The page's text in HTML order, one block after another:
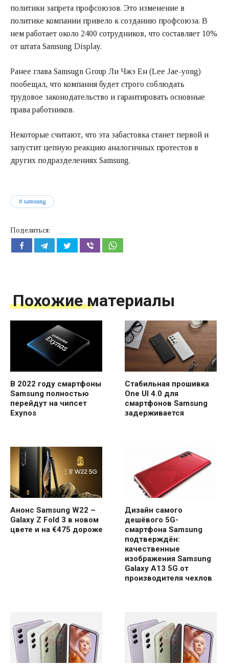
политики запрета профсоюзов. Это изменение в
политике компании привело к созданию профсоюза. В
нем работает около 2400 сотрудников, что составляет 10%
от штата Samsung Display.
Ранее глава Samsugn Group Ли Чжэ Ен (Lee Jae-yong)
пообещал, что компания будет строго соблюдать
трудовое законодательство и гарантировать основные
права работников.
Некоторые считают, что эта забастовка станет первой и
запустит цепную реакцию аналогичных протестов в
других подразделениях Samsung.
samsung
Поделиться:
Похожие материалы
В 2022 году смартфоны
Samsung полностью
перейдут на чипсет
Exynos
Стабильная прошивка
One UI 4.0 для
смартфонов Samsung
задерживается
Анонс Samsung W22 –
Galaxy Z Fold 3 в новом
цвете и на €475 дороже
Дизайн самого
дешёвого 5G-
смартфона Samsung
подтверждён:
качественные
изображения Samsung
Galaxy A13 5G от
производителя чехлов